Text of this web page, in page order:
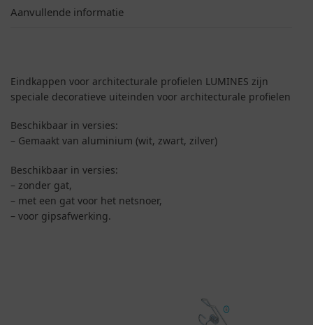
Aanvullende informatie
Eindkappen voor architecturale profielen LUMINES zijn
speciale decoratieve uiteinden voor architecturale profielen
Beschikbaar in versies:
– Gemaakt van aluminium (wit, zwart, zilver)
Beschikbaar in versies:
– zonder gat,
– met een gat voor het netsnoer,
– voor gipsafwerking.